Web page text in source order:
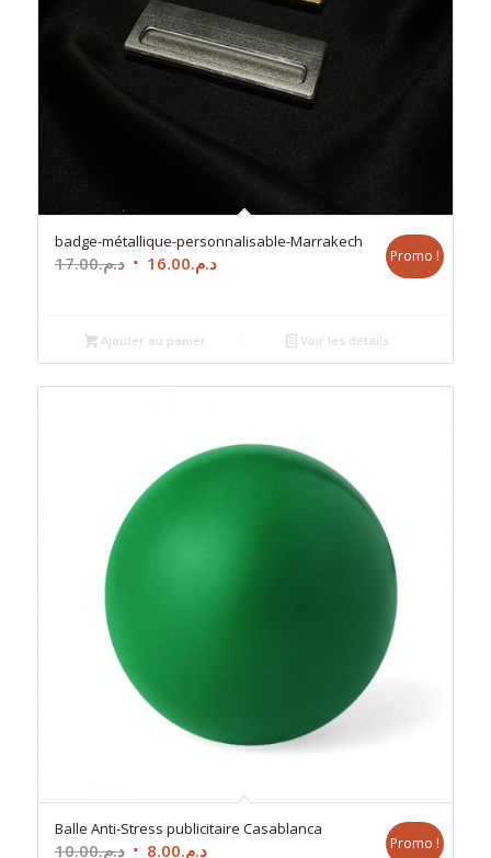
badge-métallique-personnalisable-Marrakech
د.م.17.00
Le
était :
د.م.17.00.
د.م.16.00
Le
د.م.16.00.
Promo !
Ajouter au panier Voir les détails
Balle Anti-Stress publicitaire Casablanca
د.م.10.00 Le د.م.8.00 Le Promo !